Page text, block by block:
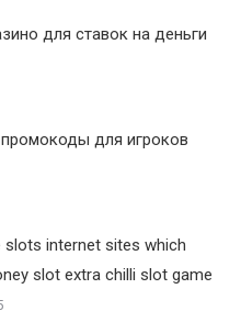
для ставок на деньги
для игроков
slots internet sites which
slot extra chilli slot game